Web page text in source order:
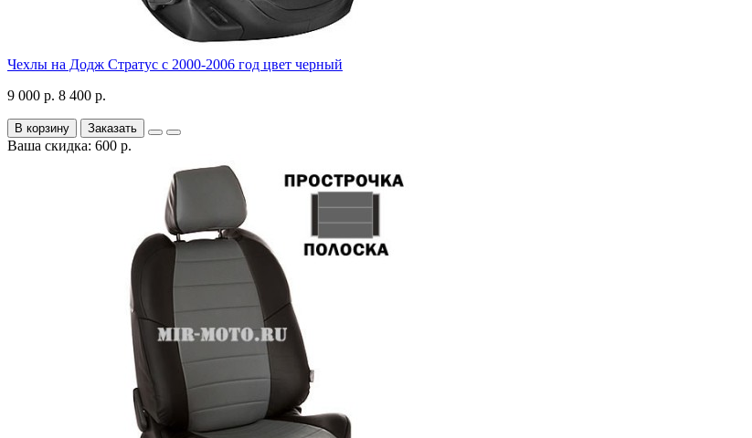
Чехлы на Додж Стратус с 2000-2006 год цвет черный
9 000 р. 8 400 р.
В корзину Заказать
Ваша скидка: 600 р.